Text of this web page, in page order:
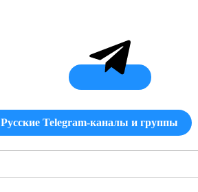
Русские Telegram-каналы и группы